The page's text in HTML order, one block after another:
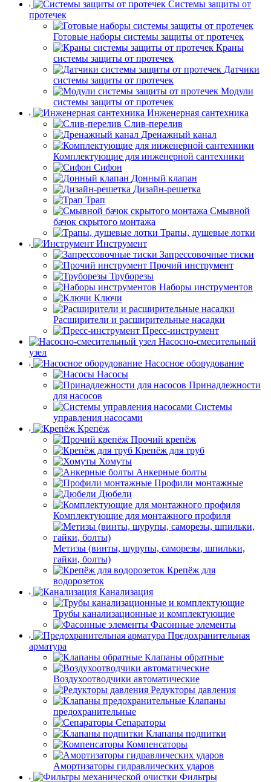
Системы защиты от
протечек
Готовые наборы системы защиты от протечек
Краны
системы защиты от протечек
Датчики
системы защиты от протечек
Модули
системы защиты от протечек
Инженерная сантехника
Слив-перелив
Дренажный канал
Комплектующие для инженерной сантехники
Сифон
Донный клапан
Дизайн-решетка
Трап
Смывной
бачок скрытого монтажа
Трапы, душевые лотки
Инструмент
Запрессовочные тиски
Прочий инструмент
Труборезы
Наборы инструментов
Ключи
Расширители и расширительные насадки
Пресс-инструмент
Насосно-смесительный
узел
Насосное оборудование
Насосы
Принадлежности
для насосов
Системы
управления насосами
Крепёж
Прочий крепёж
Крепёж для труб
Хомуты
Анкерные болты
Профили монтажные
Дюбели
Комплектующие для монтажного профиля
Метизы (винты, шурупы, саморезы, шпильки,
гайки, болты)
Крепёж для
водорозеток
Канализация
Трубы канализационные и комплектующие
Фасонные элементы
Предохранительная
арматура
Клапаны обратные
Воздухоотводчики автоматические
Редукторы давления
Клапаны
предохранительные
Сепараторы
Клапаны подпитки
Компенсаторы
Амортизаторы гидравлических ударов
Фильтры